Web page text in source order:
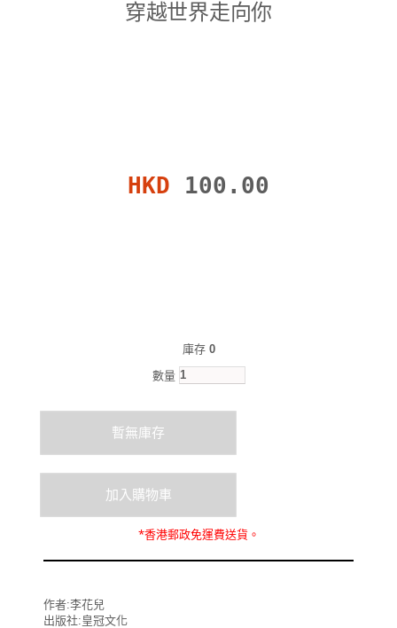
穿越世界走向你
HKD 100.00
庫存 0
數量
*香港郵政免運費送貨。
作者:李花兒
出版社:皇冠文化